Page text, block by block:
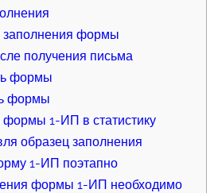
заполнения формы
получения письма
формы
формы
формы 1-ИП в статистику
образец заполнения
1-ИП поэтапно
формы 1-ИП необходимо